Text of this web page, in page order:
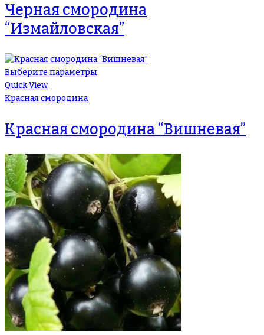
Черная смородина
“Измайловская”
Выберите параметры
Quick View
Красная смородина
Красная смородина “Вишневая”